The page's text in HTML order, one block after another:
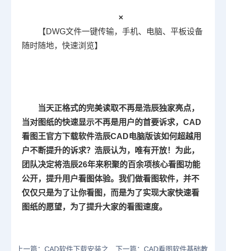
×
【 DWG文件一键传输，手机、电脑、平板设备
随时随地，快速浏览】
当天正格式的完美读取不再是浩辰独家亮点，
当对图纸的快速显示不再是用户的首要诉求，CAD
看图王官方下载软件浩辰CAD电脑版该如何超越用
户不断提升的诉求？浩辰认为，唯有开放！为此，
团队决定将浩辰26年来积聚的百余项核心看图功能
公开，提升用户看图体验。我们做看图软件，并不
仅仅只是为了让你看图，而是为了实现大家快速看
图纸的愿望，为了提升大家的看图速度。
上一篇：CAD软件下载安装之 下一篇：CAD看图软件基础教